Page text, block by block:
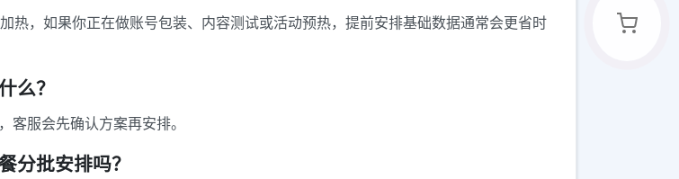
，如果你正在做账号包装、内容测试或活动预热，提前安排基础数据通常会更省时
么？
服会先确认方案再安排。
分批安排吗？